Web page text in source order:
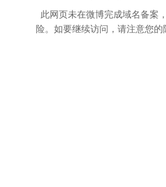
此网页未在微博完成域名备案
险。如要继续访问，请注意您的